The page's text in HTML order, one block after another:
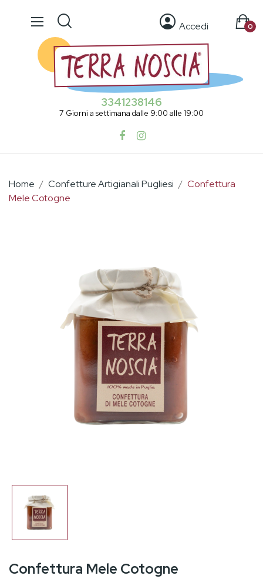
Accedi 0
3341238146
7 Giorni a settimana dalle 9:00 alle 19:00
Home Confetture Artigianali Pugliesi
Confettura
Mele Cotogne
Confettura Mele Cotogne